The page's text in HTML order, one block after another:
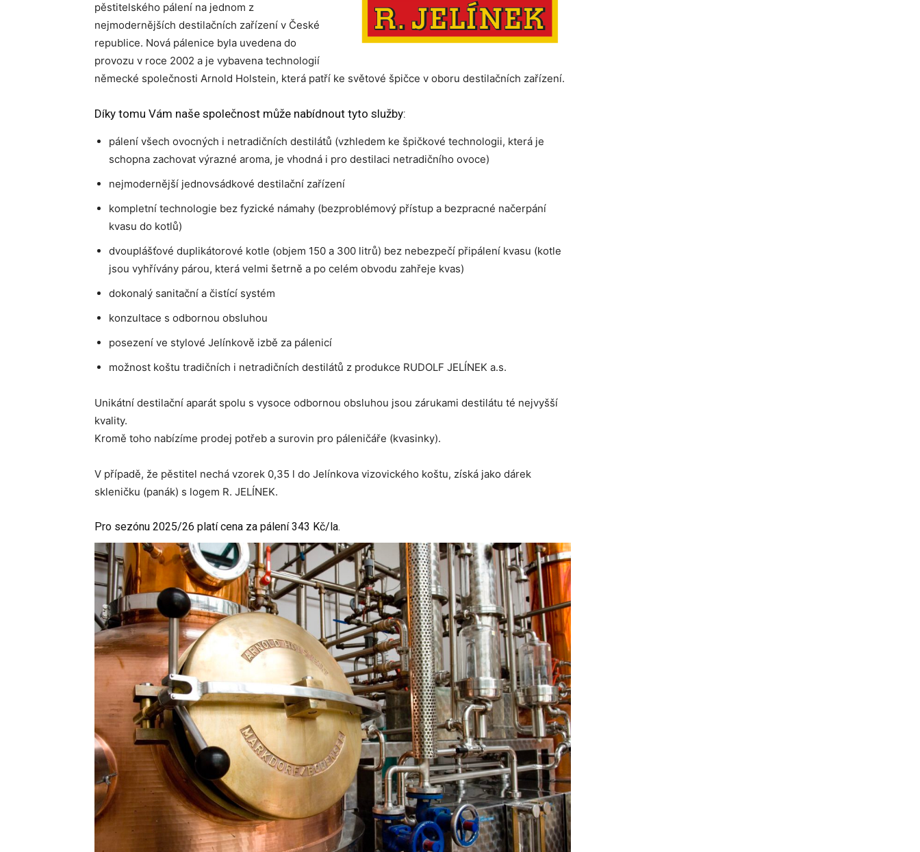
pěstitelského pálení na jednom z
nejmodernějších destilačních zařízení v České
republice. Nová pálenice byla uvedena do
provozu v roce 2002 a je vybavena technologií
německé společnosti Arnold Holstein, která patří ke světové špičce v oboru destilačních zařízení.
Díky tomu Vám naše společnost může nabídnout tyto služby:
pálení všech ovocných i netradičních destilátů (vzhledem ke špičkové technologii, která je
schopna zachovat výrazné aroma, je vhodná i pro destilaci netradičního ovoce)
nejmodernější jednovsádkové destilační zařízení
kompletní technologie bez fyzické námahy (bezproblémový přístup a bezpracné načerpání
kvasu do kotlů)
dvouplášťové duplikátorové kotle (objem 150 a 300 litrů) bez nebezpečí připálení kvasu (kotle
jsou vyhřívány párou, která velmi šetrně a po celém obvodu zahřeje kvas)
dokonalý sanitační a čistící systém
konzultace s odbornou obsluhou
posezení ve stylové Jelínkově izbě za pálenicí
možnost koštu tradičních i netradičních destilátů z produkce RUDOLF JELÍNEK a.s.
Unikátní destilační aparát spolu s vysoce odbornou obsluhou jsou zárukami destilátu té nejvyšší
kvality.
Kromě toho nabízíme prodej potřeb a surovin pro páleničáře (kvasinky).
V případě, že pěstitel nechá vzorek 0,35 l do Jelínkova vizovického koštu, získá jako dárek
skleničku (panák) s logem R. JELÍNEK.
Pro sezónu 2025/26 platí cena za pálení 343 Kč/la.